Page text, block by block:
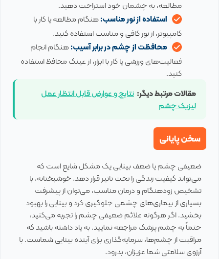
مطالعه، به چشمان خود استراحت دهید.
استفاده از نور مناسب:هنگام مطالعه یا کار با
کامپیوتر، از نور کافی و مناسب استفاده کنید.
محافظت از چشم در برابر آسیب:هنگام انجام
فعالیت‌های ورزشی یا کار با ابزار، از عینک محافظ استفاده
کنید.
مقالات مرتبط دیگر: نتایج و عوارض قابل انتظار عمل
لیزیک چشم
سخن پایانی
ضعیفی چشم یا ضعف بینایی یک مشکل شایع است که
می‌تواند کیفیت زندگی را تحت تاثیر قرار دهد. خوشبختانه، با
تشخیص زودهنگام و درمان مناسب، می‌توان از پیشرفت
بسیاری از بیماری‌های چشمی جلوگیری کرد و بینایی را بهبود
بخشید. اگر هرگونه علائم ضعیفی چشم را تجربه می‌کنید،
حتماً به چشم پزشک مراجعه نمایید. به یاد داشته باشید که
مراقبت از چشم‌ها، سرمایه‌گذاری برای آینده بینایی شماست. با
آرزوی سلامتی شما عزیزان، بدرود.